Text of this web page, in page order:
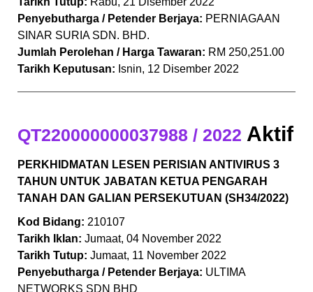
Penyebutharga / Petender Berjaya: PERNIAGAAN
SINAR SURIA SDN. BHD.
Jumlah Perolehan / Harga Tawaran: RM 250,251.00
Tarikh Keputusan: Isnin, 12 Disember 2022
QT220000000037988 / 2022 Aktif
PERKHIDMATAN LESEN PERISIAN ANTIVIRUS 3
TAHUN UNTUK JABATAN KETUA PENGARAH
TANAH DAN GALIAN PERSEKUTUAN (SH34/2022)
Kod Bidang: 210107
Tarikh Iklan: Jumaat, 04 November 2022
Tarikh Tutup: Jumaat, 11 November 2022
Penyebutharga / Petender Berjaya: ULTIMA
NETWORKS SDN BHD